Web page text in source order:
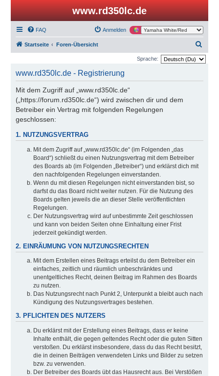
www.rd350lc.de
FAQ Anmelden
Startseite Foren-Übersicht
u
Sprache:
www.rd350lc.de - Registrierung
Mit dem Zugriff auf „www.rd350lc.de“
(„https://forum.rd350lc.de“) wird zwischen dir und dem
Betreiber ein Vertrag mit folgenden Regelungen
geschlossen:
1. NUTZUNGSVERTRAG
Mit dem Zugriff auf „www.rd350lc.de“ (im Folgenden „das
Board“) schließt du einen Nutzungsvertrag mit dem Betreiber
des Boards ab (im Folgenden „Betreiber“) und erklärst dich mit
den nachfolgenden Regelungen einverstanden.
Wenn du mit diesen Regelungen nicht einverstanden bist, so
darfst du das Board nicht weiter nutzen. Für die Nutzung des
Boards gelten jeweils die an dieser Stelle veröffentlichten
Regelungen.
Der Nutzungsvertrag wird auf unbestimmte Zeit geschlossen
und kann von beiden Seiten ohne Einhaltung einer Frist
jederzeit gekündigt werden.
2. EINRÄUMUNG VON NUTZUNGSRECHTEN
Mit dem Erstellen eines Beitrags erteilst du dem Betreiber ein
einfaches, zeitlich und räumlich unbeschränktes und
unentgeltliches Recht, deinen Beitrag im Rahmen des Boards
zu nutzen.
Das Nutzungsrecht nach Punkt 2, Unterpunkt a bleibt auch nach
Kündigung des Nutzungsvertrages bestehen.
3. PFLICHTEN DES NUTZERS
Du erklärst mit der Erstellung eines Beitrags, dass er keine
Inhalte enthält, die gegen geltendes Recht oder die guten Sitten
verstoßen. Du erklärst insbesondere, dass du das Recht besitzt,
die in deinen Beiträgen verwendeten Links und Bilder zu setzen
bzw. zu verwenden.
Der Betreiber des Boards übt das Hausrecht aus. Bei Verstößen